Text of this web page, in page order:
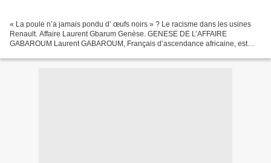
« La poule n’a jamais pondu d’ œufs noirs » ? Le racisme dans les usines
Renault. Affaire Laurent Gbarum Genèse. GENESE DE L’AFFAIRE
GABAROUM Laurent GABAROUM, Français d’ascendance africaine, est